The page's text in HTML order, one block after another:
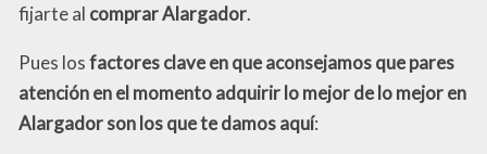
fijarte al comprar Alargador.
Pues losfactores clave en que aconsejamos que pares
atención en el momento adquirir lo mejor de lo mejor en
Alargador son los que te damos aquí: